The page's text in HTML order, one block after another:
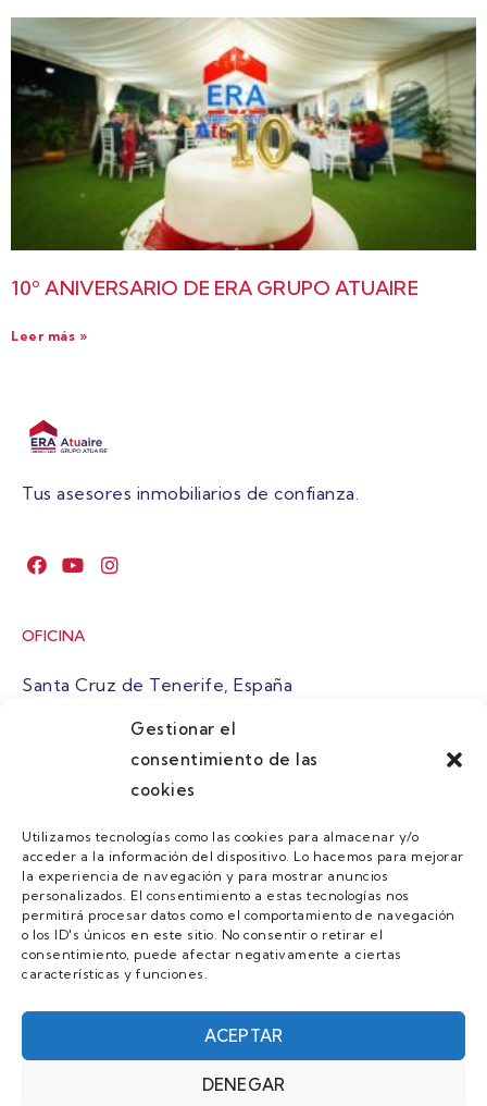
Gestionar el
consentimiento de las
cookies
Utilizamos tecnologías como las cookies para almacenar y/o
acceder a la información del dispositivo. Lo hacemos para mejorar
la experiencia de navegación y para mostrar anuncios
personalizados. El consentimiento a estas tecnologías nos
permitirá procesar datos como el comportamiento de navegación
o los ID's únicos en este sitio. No consentir o retirar el
consentimiento, puede afectar negativamente a ciertas
características y funciones.
ACEPTAR
DENEGAR
10º ANIVERSARIO DE ERA GRUPO ATUAIRE
Leer más »
Tus asesores inmobiliarios de confianza.
OFICINA
Santa Cruz de Tenerife, España
atuaire@grupoatuaire.com
+34 638765829
MENU
Quienes Somos
Guias
Contacto
Únete